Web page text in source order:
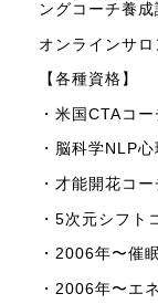
ングコーチ養
オンラインサ
【各種資格】
・米国CTAコ
・脳科学NLP
・才能開花コ
・5次元シフト
・2006年〜催
・2006年〜エ